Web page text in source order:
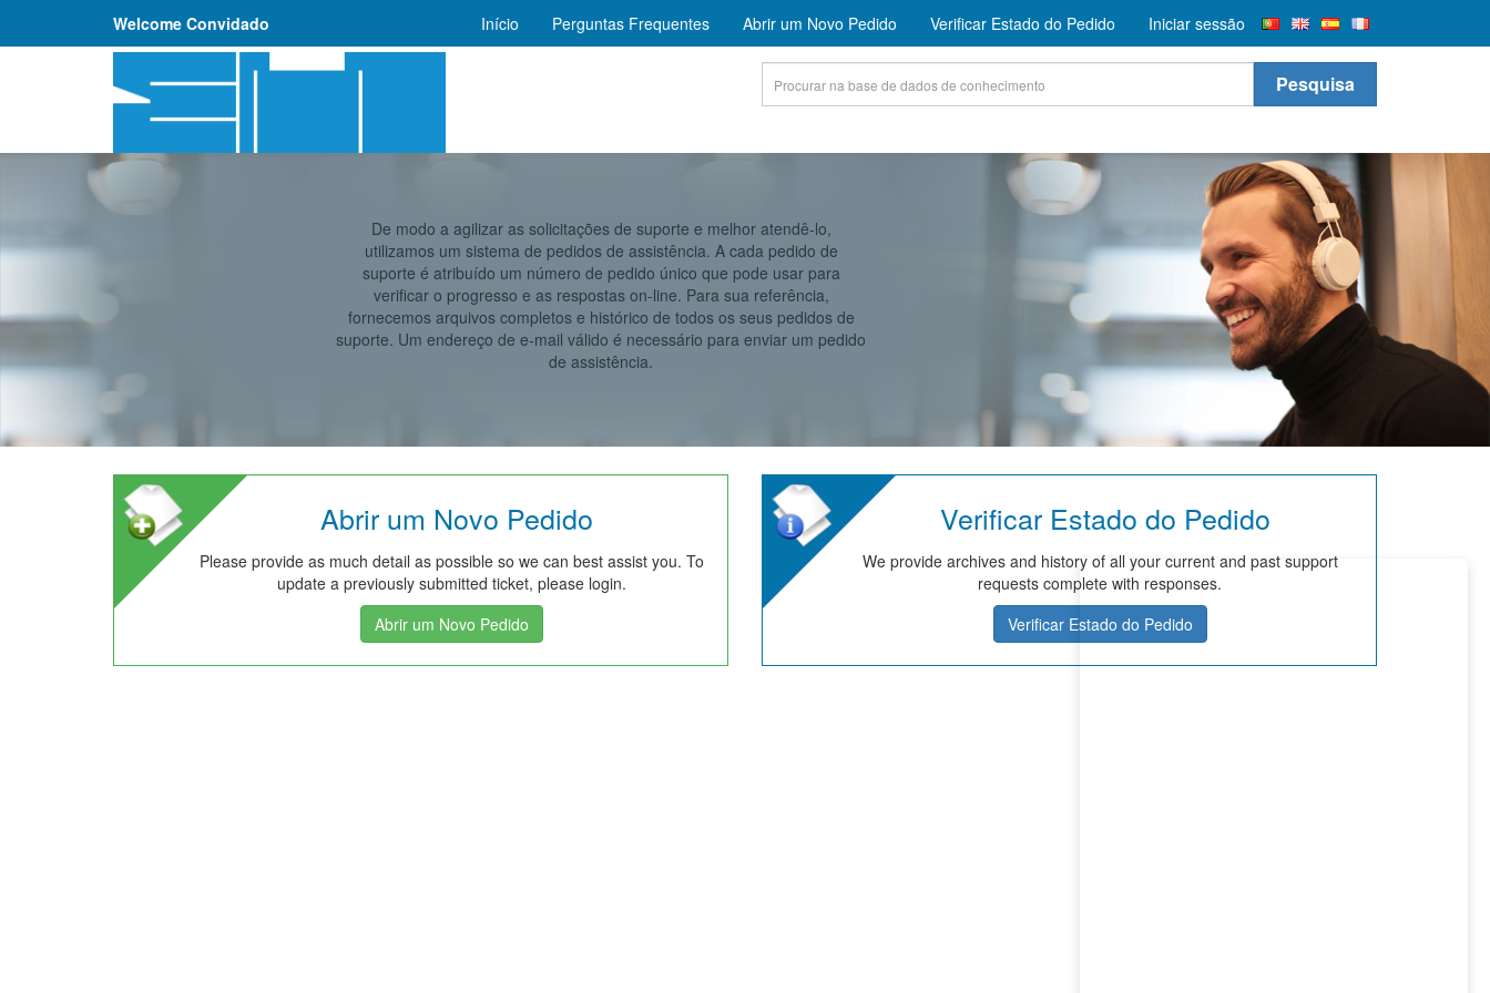
Welcome Convidado Início Perguntas Frequentes Abrir um Novo Pedido Verificar Estado do Pedido Iniciar sessão
Pesquisa
De modo a agilizar as solicitações de suporte e melhor atendê-lo,
utilizamos um sistema de pedidos de assistência. A cada pedido de
suporte é atribuído um número de pedido único que pode usar para
verificar o progresso e as respostas on-line. Para sua referência,
fornecemos arquivos completos e histórico de todos os seus pedidos de
suporte. Um endereço de e-mail válido é necessário para enviar um pedido
de assistência.
Abrir um Novo Pedido
Please provide as much detail as possible so we can best assist you. To
update a previously submitted ticket, please login.
Abrir um Novo Pedido
Verificar Estado do Pedido
We provide archives and history of all your current and past support
requests complete with responses.
Verificar Estado do Pedido